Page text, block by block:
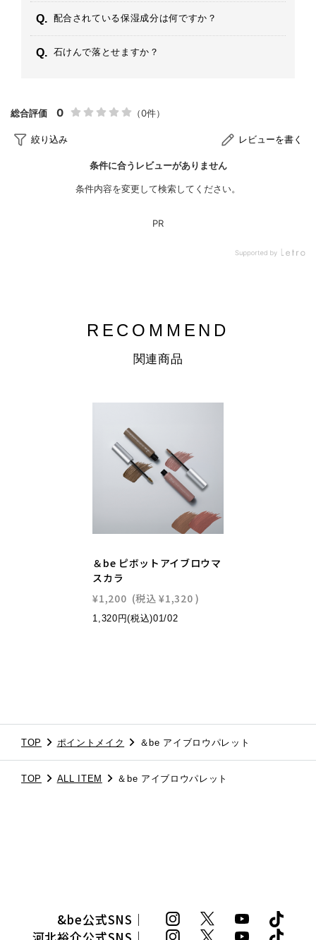
配合されている保湿成分は何ですか？
石けんで落とせますか？
RECOMMEND
関連商品
＆be ピボットアイブロウマ
スカラ
¥1,200 (税込 ¥1,320 )
1,320円(税込)01/02
TOP ポイントメイク ＆be アイブロウパレット
TOP ALL ITEM ＆be アイブロウパレット
&be公式SNS｜